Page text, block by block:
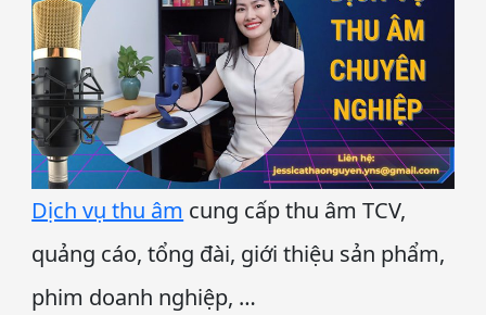
Dịch vụ thu âm cung cấp thu âm TCV,
quảng cáo, tổng đài, giới thiệu sản phẩm,
phim doanh nghiệp, …